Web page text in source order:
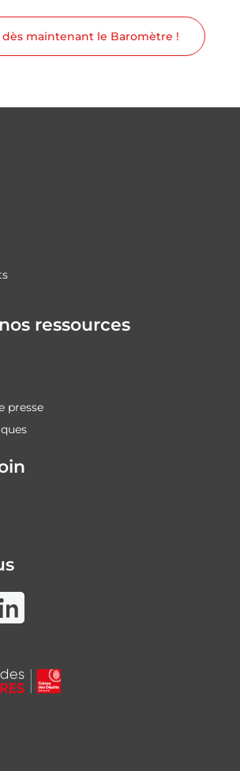
dès maintenant le Baromètre !
ressources
presse